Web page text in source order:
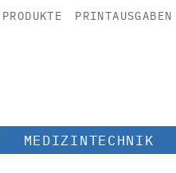
PRODUKTE PRINTAUSGABEN
MEDIZINTECHNIK